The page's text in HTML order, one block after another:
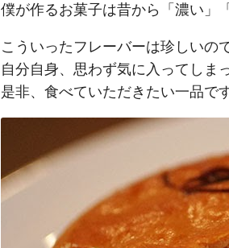
僕が作るお菓子は昔から「濃い」
こういったフレーバーは珍しいの
自分自身、思わず気に入ってしま
是非、食べていただきたい一品です